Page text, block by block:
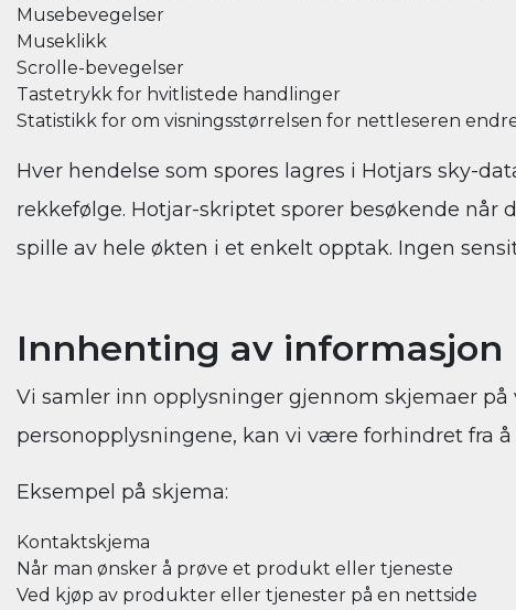
Musebevegelser
Museklikk
Scrolle-bevegelser
Tastetrykk for hvitlistede handlinger
Statistikk for om visningsstørrelsen for nettleseren
Hver hendelse som spores lagres i Hotjars sky-
rekkefølge. Hotjar-skriptet sporer besøkende når
spille av hele økten i et enkelt opptak. Ingen
Innhenting av informasjon
Vi samler inn opplysninger gjennom skjemaer
personopplysningene, kan vi være forhindret fra
Eksempel på skjema:
Kontaktskjema
Når man ønsker å prøve et produkt eller tjeneste
Ved kjøp av produkter eller tjenester på en nettside